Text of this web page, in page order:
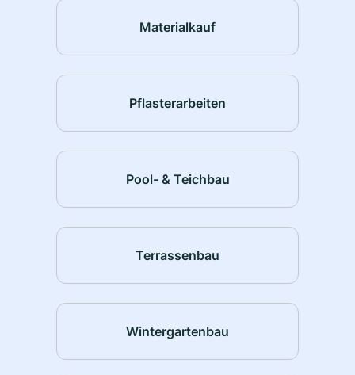
Materialkauf
Pflasterarbeiten
Pool- & Teichbau
Terrassenbau
Wintergartenbau